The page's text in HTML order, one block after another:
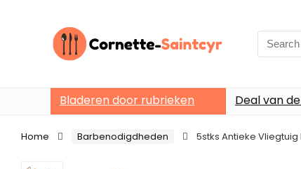
Search
for:
Bladeren door rubrieken Deal van
Home Barbenodigdheden 5stks Antieke